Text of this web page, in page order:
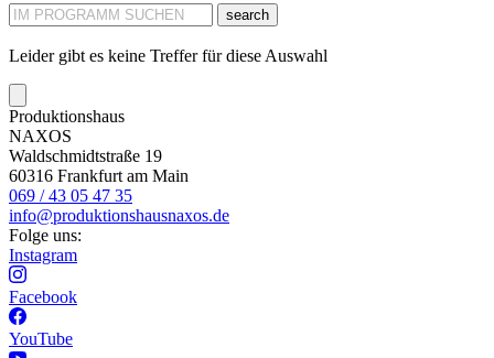
search
Leider gibt es keine Treffer für diese Auswahl
Produktionshaus
NAXOS
Waldschmidtstraße 19
60316 Frankfurt am Main
069 / 43 05 47 35
info@produktionshausnaxos.de
Folge uns:
Instagram
Facebook
YouTube